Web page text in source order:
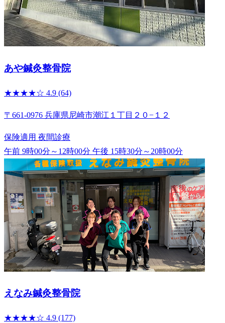
あや鍼灸整骨院
★★★★☆ 4.9 (64)
〒661-0976 兵庫県尼崎市潮江１丁目２０−１２
保険適用 夜間診療
午前 9時00分～12時00分 午後 15時30分～20時00分
えなみ鍼灸整骨院
★★★★☆ 4.9 (177)